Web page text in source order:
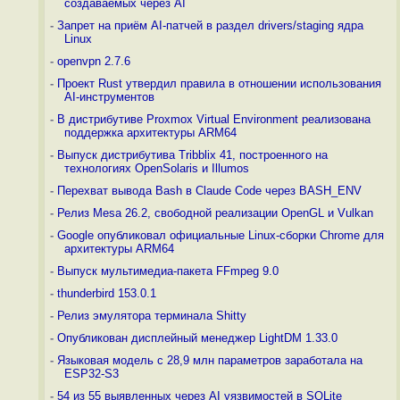
создаваемых через AI
- Запрет на приём AI-патчей в раздел drivers/staging ядра
Linux
- openvpn 2.7.6
- Проект Rust утвердил правила в отношении использования
AI-инструментов
- В дистрибутиве Proxmox Virtual Environment реализована
поддержка архитектуры ARM64
- Выпуск дистрибутива Tribblix 41, построенного на
технологиях OpenSolaris и Illumos
- Перехват вывода Bash в Claude Code через BASH_ENV
- Релиз Mesa 26.2, свободной реализации OpenGL и Vulkan
- Google опубликовал официальные Linux-сборки Chrome для
архитектуры ARM64
- Выпуск мультимедиа-пакета FFmpeg 9.0
- thunderbird 153.0.1
- Релиз эмулятора терминала Shitty
- Опубликован дисплейный менеджер LightDM 1.33.0
- Языковая модель с 28,9 млн параметров заработала на
ESP32-S3
- 54 из 55 выявленных через AI уязвимостей в SQLite